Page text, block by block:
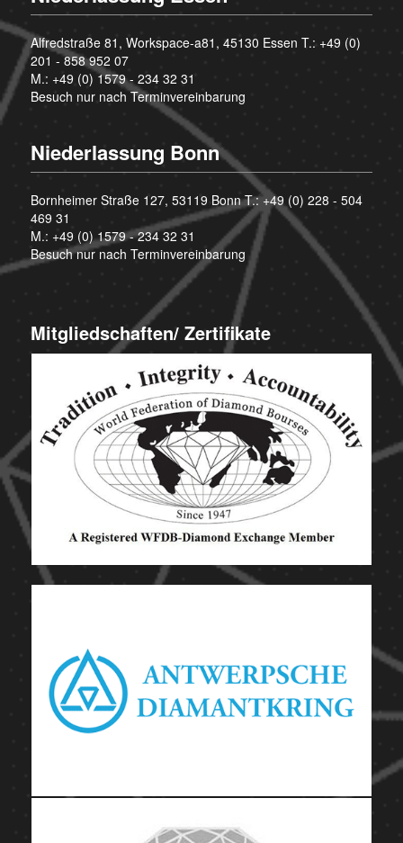
Alfredstraße 81, Workspace-a81, 45130 Essen T.: +49 (0)
201 - 858 952 07
M.: +49 (0) 1579 - 234 32 31
Besuch nur nach Terminvereinbarung
Niederlassung Bonn
Bornheimer Straße 127, 53119 Bonn T.:+49 (0) 228 - 504
469 31
M.: +49 (0) 1579 - 234 32 31
Besuch nur nach Terminvereinbarung
Mitgliedschaften/ Zertifikate